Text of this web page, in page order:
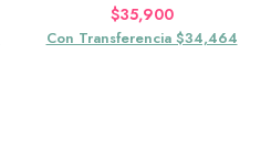
$35,900
Con Transferencia $34,464